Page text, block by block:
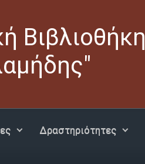
Βιβλιοθήκη
Δραστηριότητες